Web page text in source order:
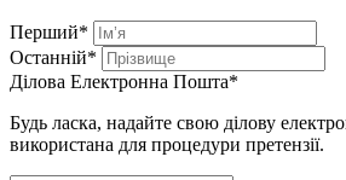
Перший*
Останній*
Ділова Електронна Пошта*
Будь ласка, надайте свою ділову
використана для процедури претензії.